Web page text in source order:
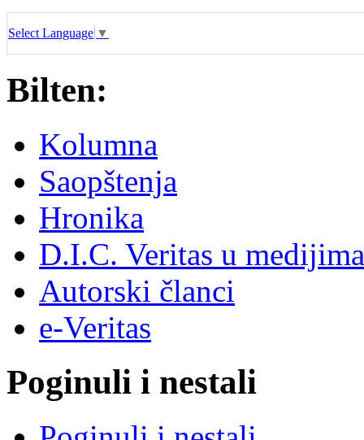
Select Language ▼
Bilten:
Kolumna
Saopštenja
Hronika
D.I.C. Veritas u medijima
Autorski članci
e-Veritas
Poginuli i nestali